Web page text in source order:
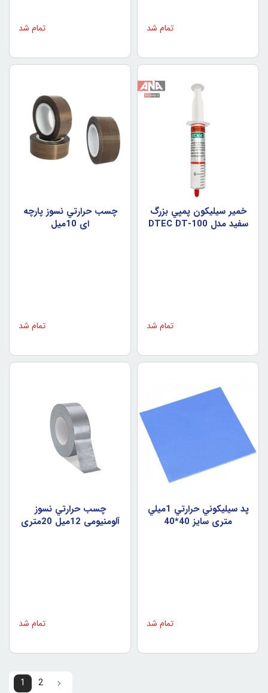
تمام شد تمام شد
خمير سيليکون پمپي بزرگ
سفيد مدل DTEC DT-100
تمام شد
چسب حرارتي نسوز پارچه
اي 10ميل
تمام شد
پد سيليکوني حرارتي 1ميلي
متري سايز 40*40
تمام شد
چسب حرارتي نسوز
آلومنيومي 12ميل 20متري
تمام شد
1
2